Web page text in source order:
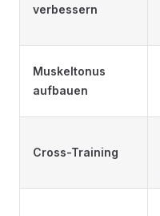
verbessern
Muskeltonus
aufbauen
Cross-Training